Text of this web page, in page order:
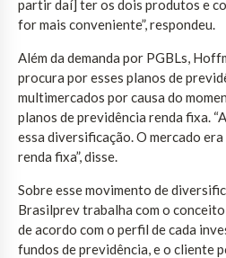
partir daí] ter os dois produtos e
for mais conveniente”, respondeu.
Além da demanda por PGBLs,
procura por esses planos de
multimercados por causa do
planos de previdência renda fixa.
essa diversificação. O mercado
renda fixa”, disse.
Sobre esse movimento de
Brasilprev trabalha com o
de acordo com o perfil de cada
fundos de previdência, e o cliente